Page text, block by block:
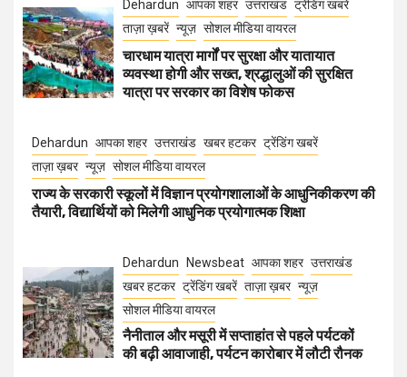
Dehardun आपका शहर उत्तराखंड ट्रेंडिंग खबरें
ताज़ा ख़बरें न्यूज़ सोशल मीडिया वायरल
चारधाम यात्रा मार्गों पर सुरक्षा और यातायात
व्यवस्था होगी और सख्त, श्रद्धालुओं की सुरक्षित
यात्रा पर सरकार का विशेष फोकस
Dehardun आपका शहर उत्तराखंड खबर हटकर ट्रेंडिंग खबरें
ताज़ा ख़बर न्यूज़ सोशल मीडिया वायरल
राज्य के सरकारी स्कूलों में विज्ञान प्रयोगशालाओं के आधुनिकीकरण की
तैयारी, विद्यार्थियों को मिलेगी आधुनिक प्रयोगात्मक शिक्षा
Dehardun Newsbeat आपका शहर उत्तराखंड
खबर हटकर ट्रेंडिंग खबरें ताज़ा ख़बर न्यूज़
सोशल मीडिया वायरल
नैनीताल और मसूरी में सप्ताहांत से पहले पर्यटकों
की बढ़ी आवाजाही, पर्यटन कारोबार में लौटी रौनक